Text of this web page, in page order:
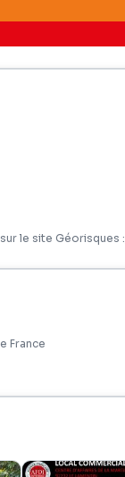
le site Géorisques :
France